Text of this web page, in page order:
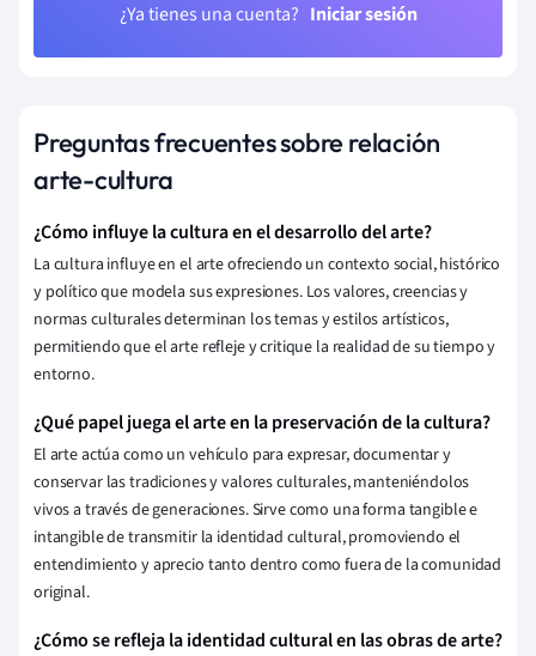
¿Ya tienes una cuenta? Iniciar sesión
Preguntas frecuentes sobre relación
arte-cultura
¿Cómo influye la cultura en el desarrollo del arte?
La cultura influye en el arte ofreciendo un contexto social, histórico
y político que modela sus expresiones. Los valores, creencias y
normas culturales determinan los temas y estilos artísticos,
permitiendo que el arte refleje y critique la realidad de su tiempo y
entorno.
¿Qué papel juega el arte en la preservación de la cultura?
El arte actúa como un vehículo para expresar, documentar y
conservar las tradiciones y valores culturales, manteniéndolos
vivos a través de generaciones. Sirve como una forma tangible e
intangible de transmitir la identidad cultural, promoviendo el
entendimiento y aprecio tanto dentro como fuera de la comunidad
original.
¿Cómo se refleja la identidad cultural en las obras de arte?